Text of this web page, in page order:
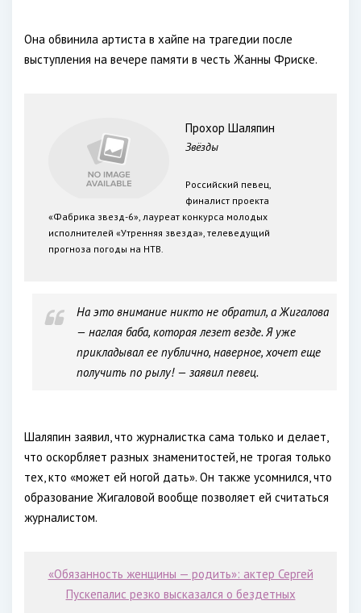
Она обвинила артиста в хайпе на трагедии после
выступления на вечере памяти в честь Жанны Фриске.
Прохор Шаляпин
Звёзды
Российский певец,
финалист проекта
«Фабрика звезд-6», лауреат конкурса молодых
исполнителей «Утренняя звезда», телеведущий
прогноза погоды на НТВ.
На это внимание никто не обратил, а Жигалова
— наглая баба, которая лезет везде. Я уже
прикладывал ее публично, наверное, хочет еще
получить по рылу! — заявил певец.
Шаляпин заявил, что журналистка сама только и делает,
что оскорбляет разных знаменитостей, не трогая только
тех, кто «может ей ногой дать». Он также усомнился, что
образование Жигаловой вообще позволяет ей считаться
журналистом.
«Обязанность женщины — родить»: актер Сергей
Пускепалис резко высказался о бездетных